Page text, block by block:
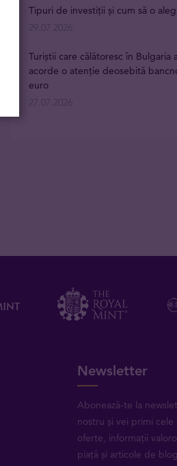
Tipuri de investiții și cum să o alegi
29.07.2026
Turiștii care călătoresc în Bulgaria
acorde o atenție deosebită
euro
27.07.2026
Newsletter
Abonează-te la
nostru și vei primi cele
oferte, informații
piață și articole de blog